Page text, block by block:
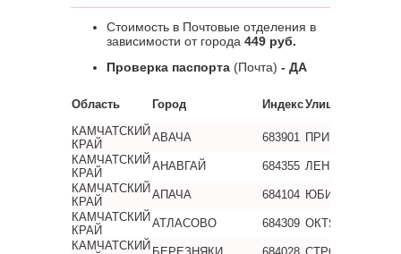
Стоимость в Почтовые отделения в
зависимости от города 449 руб.
Проверка паспорта (Почта) - ДА
Область Город ИндексУлица
КАМЧАТСКИЙ
КРАЙ
АВАЧА 683901 ПРИМОРСКАЯ
КАМЧАТСКИЙ
КРАЙ
АНАВГАЙ 684355 ЛЕНИНСКАЯ
КАМЧАТСКИЙ
КРАЙ
АПАЧА 684104 ЮБИЛЕЙНАЯ
КАМЧАТСКИЙ
КРАЙ
АТЛАСОВО 684309 ОКТЯБРЬСКАЯ
КАМЧАТСКИЙ БЕРЕЗНЯКИ 684028 СТРОИТЕЛЬНАЯ